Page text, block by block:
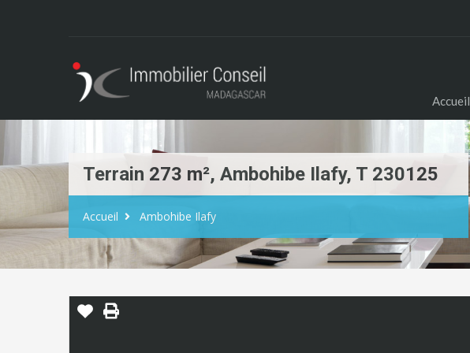
Accueil
Terrain 273 m², Ambohibe Ilafy, T 230125
Accueil Ambohibe Ilafy